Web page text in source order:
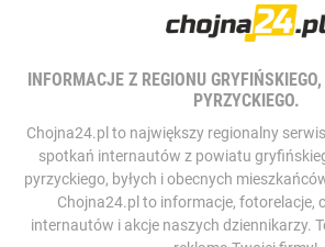
INFORMACJE Z REGIONU
PYRZYCKIEGO.
Chojna24.pl to największy regionalny
spotkań internautów z powiatu
pyrzyckiego, byłych i obecnych
Chojna24.pl to informacje, fotorelacje,
internautów i akcje naszych dziennikarzy.